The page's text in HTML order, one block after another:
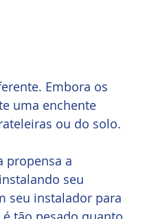
Embora os
uma enchente
ou do solo.
propensa a
seu
seu instalador para